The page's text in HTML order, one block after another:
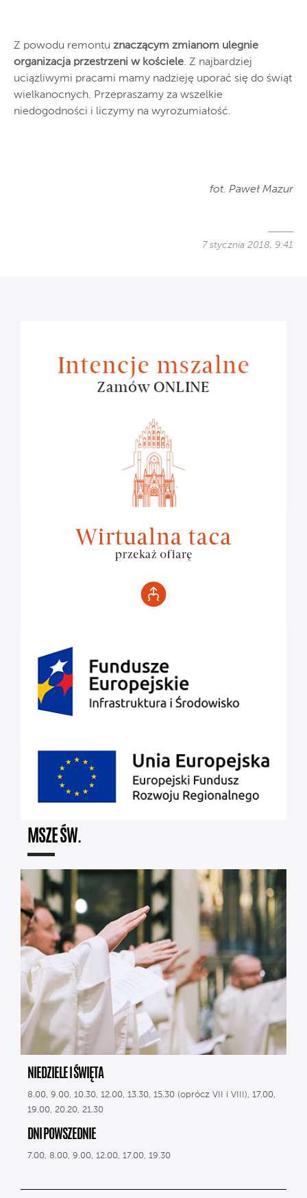
Z powodu remontu znaczącym zmianom ulegnie
organizacja przestrzeni w kościele. Z najbardziej
uciążliwymi pracami mamy nadzieję uporać się do świąt
wielkanocnych. Przepraszamy za wszelkie
niedogodności i liczymy na wyrozumiałość.
fot. Paweł Mazur
7 stycznia 2018, 9:41
MSZE ŚW.
NIEDZIELE I ŚWIĘTA
8.00, 9.00, 10.30, 12.00, 13.30, 15.30 (oprócz VII i VIII), 17.00,
19.00, 20.20, 21.30
DNI POWSZEDNIE
7.00, 8.00, 9.00, 12.00, 17.00, 19.30